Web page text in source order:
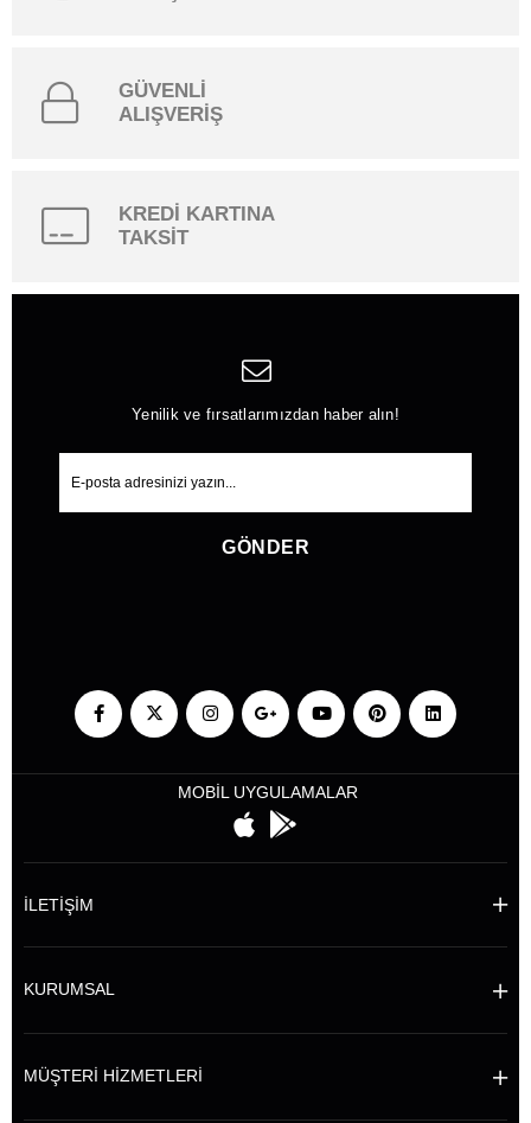
GÜVENLİ
ALIŞVERİŞ
KREDİ KARTINA
TAKSİT
Yenilik ve fırsatlarımızdan haber alın!
GÖNDER
MOBİL UYGULAMALAR
İLETİŞİM
KURUMSAL
MÜŞTERİ HİZMETLERİ